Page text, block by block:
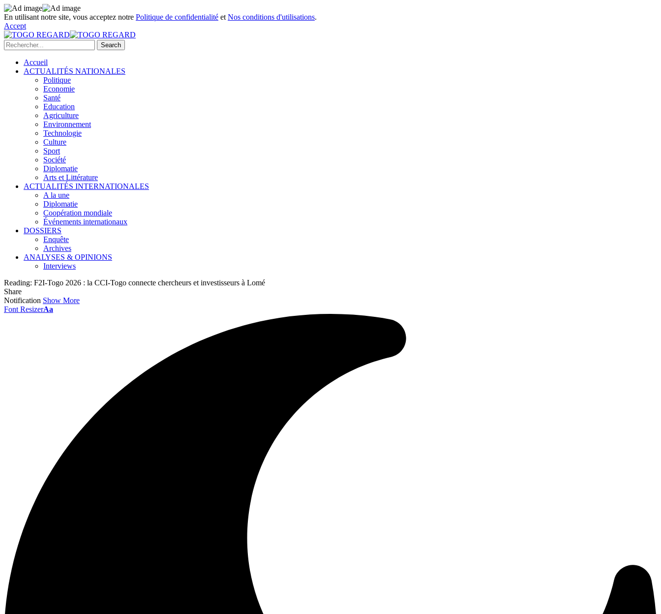
En utilisant notre site, vous acceptez notre Politique de confidentialité et Nos conditions d'utilisations.
Accept
Accueil
ACTUALITÉS NATIONALES
Politique
Economie
Santé
Education
Agriculture
Environnement
Technologie
Culture
Sport
Société
Diplomatie
Arts et Littérature
ACTUALITÉS INTERNATIONALES
A la une
Diplomatie
Coopération mondiale
Événements internationaux
DOSSIERS
Enquête
Archives
ANALYSES & OPINIONS
Interviews
Reading: F2I-Togo 2026 : la CCI-Togo connecte chercheurs et investisseurs à Lomé
Share
Notification Show More
Font ResizerAa